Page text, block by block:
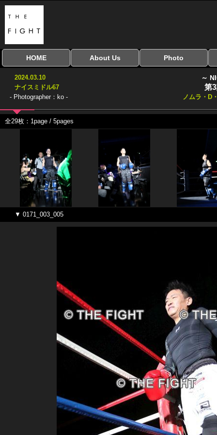
HOME
全興行を表示
ナイスミドル
アマチュアキック
協議会
全日本学生キック
建武館キッズ大会
Bigbang
おやじファイト
About Us Photo
2024.03.10
ナイスミドル67
- Photographer：ko -
～
第
ノムラ・D
全29枚：1page / 5pages
▼ 0171_003_005